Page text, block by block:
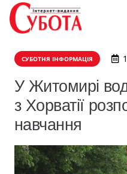
СУБОТНЯ ІНФОРМАЦІЯ
У Житомирі
з Хорватії
навчання